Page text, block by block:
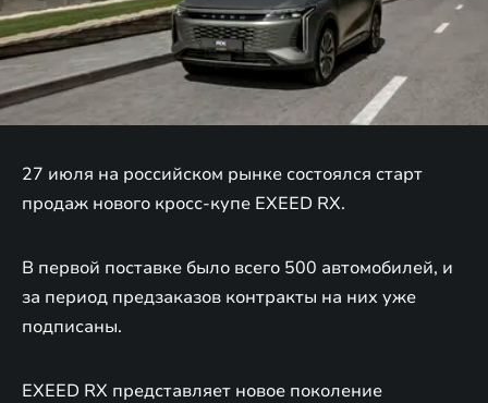
27 июля на российском рынке состоялся старт
продаж нового кросс-купе EXEED RX.
В первой поставке было всего 500 автомобилей, и
за период предзаказов контракты на них уже
подписаны.
EXEED RX представляет новое поколение